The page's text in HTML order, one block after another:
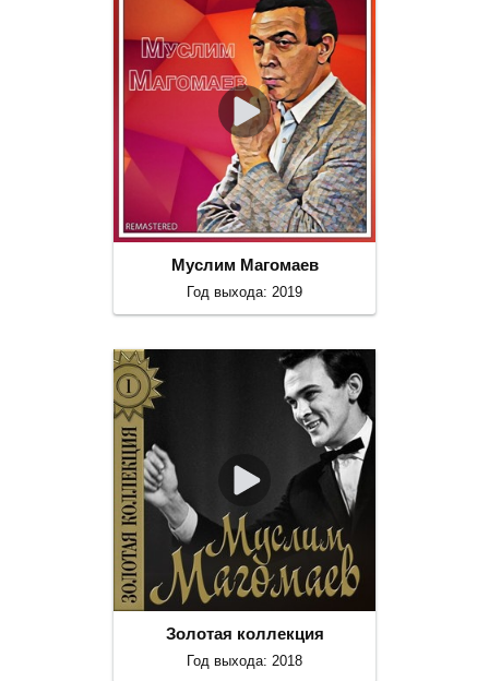
Муслим Магомаев
Год выхода: 2019
Золотая коллекция
Год выхода: 2018